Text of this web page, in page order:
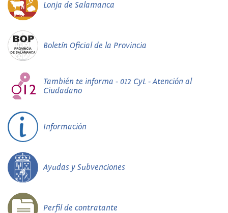
Lonja de Salamanca
Boletín Oficial de la Provincia
También te informa - 012 CyL - Atención al
Ciudadano
Información
Ayudas y Subvenciones
Perfil de contratante